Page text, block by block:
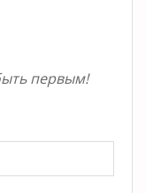
первым!